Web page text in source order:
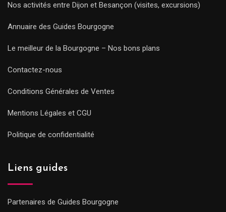
Nos activités entre Dijon et Besançon (visites, excursions)
Annuaire des Guides Bourgogne
Le meilleur de la Bourgogne – Nos bons plans
Contactez-nous
Conditions Générales de Ventes
Mentions Légales et CGU
Politique de confidentialité
Liens guides
Partenaires de Guides Bourgogne